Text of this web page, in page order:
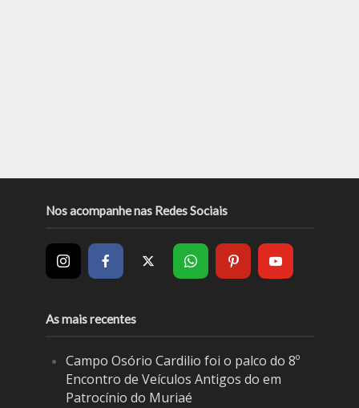
Nos acompanhe nas Redes Sociais
As mais recentes
Campo Osório Cardilio foi o palco do 8º
Encontro de Veículos Antigos do em
Patrocínio do Muriaé